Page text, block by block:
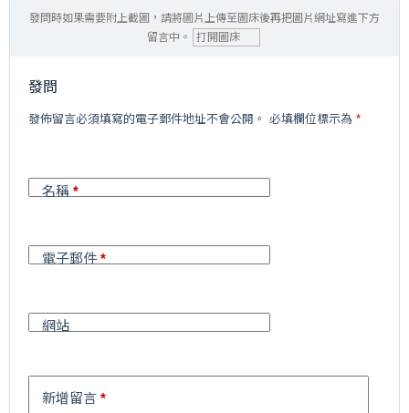
發問時如果需要附上截圖，請將圖片上傳至圖床後再把圖片網址寫進下方
留言中。
打開圖床
發問
發佈留言必須填寫的電子郵件地址不會公開。 必填欄位標示為 *
名稱 *
電子郵件 *
網站
新增留言 *
A
r
n
i
v